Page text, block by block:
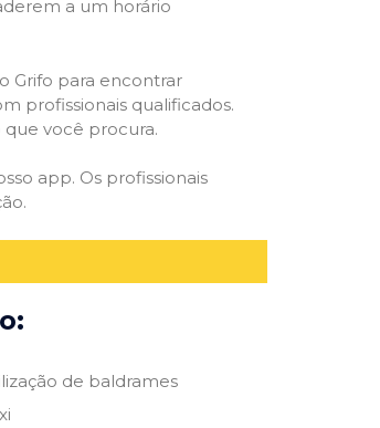
a um horário
Grifo para encontrar
profissionais qualificados.
que você procura.
app. Os profissionais
de baldrames